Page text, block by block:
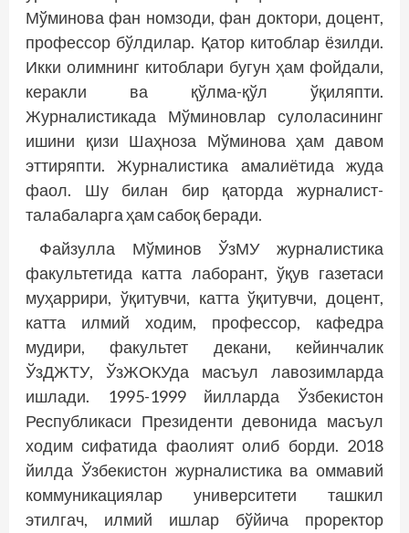
Мўминова фан номзоди, фан доктори, доцент,
профессор бўлдилар. Қатор китоблар ёзилди.
Икки олимнинг китоблари бугун ҳам фойдали,
керакли ва қўлма-қўл ўқиляпти.
Журналистикада Мўминовлар сулоласининг
ишини қизи Шаҳноза Мўминова ҳам давом
эттиряпти. Журналистика амалиётида жуда
фаол. Шу билан бир қаторда журналист-
талабаларга ҳам сабоқ беради.
Файзулла Мўминов ЎзМУ журналистика
факультетида катта лаборант, ўқув газетаси
муҳаррири, ўқитувчи, катта ўқитувчи, доцент,
катта илмий ходим, профессор, кафедра
мудири, факультет декани, кейинчалик
ЎзДЖТУ, ЎзЖОКУда масъул лавозимларда
ишлади. 1995-1999 йилларда Ўзбекистон
Республикаси Президенти девонида масъул
ходим сифатида фаолият олиб борди. 2018
йилда Ўзбекистон журналистика ва оммавий
коммуникациялар университети ташкил
этилгач, илмий ишлар бўйича проректор